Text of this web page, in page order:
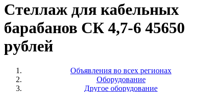
Стеллаж для кабельных
барабанов СК 4,7-6 45650
рублей
Объявления во всех регионах
Оборудование
Другое оборудование